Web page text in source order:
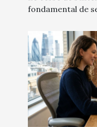
fondamental de